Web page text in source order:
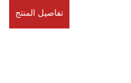
تفاصيل المنتج